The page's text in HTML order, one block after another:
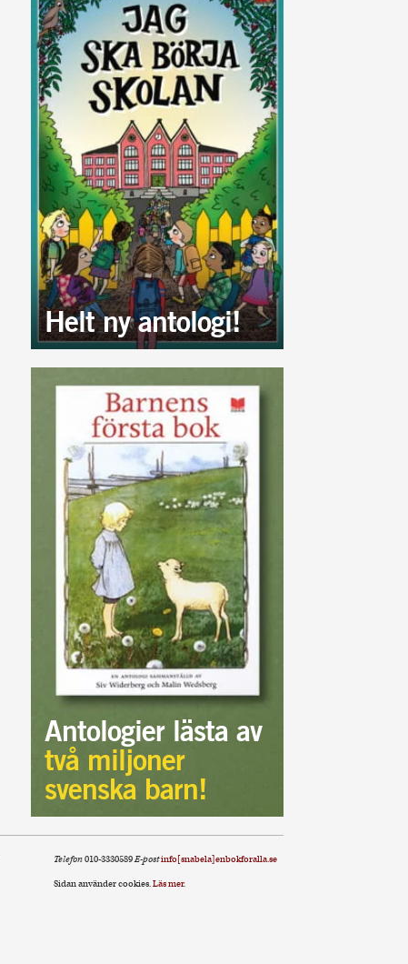
Helt ny antologi!
Antologier lästa av
två miljoner
svenska barn!
Telefon010-3330589E-postinfo[snabela]enbokforalla.se
Sidan använder cookies.Läs mer.